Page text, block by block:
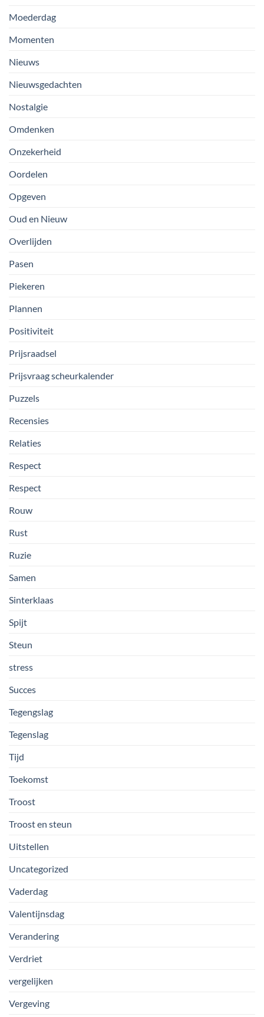
Moederdag
Momenten
Nieuws
Nieuwsgedachten
Nostalgie
Omdenken
Onzekerheid
Oordelen
Opgeven
Oud en Nieuw
Overlijden
Pasen
Piekeren
Plannen
Positiviteit
Prijsraadsel
Prijsvraag scheurkalender
Puzzels
Recensies
Relaties
Respect
Respect
Rouw
Rust
Ruzie
Samen
Sinterklaas
Spijt
Steun
stress
Succes
Tegengslag
Tegenslag
Tijd
Toekomst
Troost
Troost en steun
Uitstellen
Uncategorized
Vaderdag
Valentijnsdag
Verandering
Verdriet
vergelijken
Vergeving